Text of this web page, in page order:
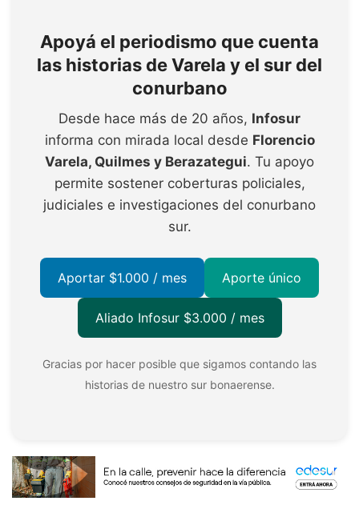
Apoyá el periodismo que cuenta
las historias de Varela y el sur del
conurbano
Desde hace más de 20 años, Infosur
informa con mirada local desde Florencio
Varela, Quilmes y Berazategui. Tu apoyo
permite sostener coberturas policiales,
judiciales e investigaciones del conurbano
sur.
Aportar $1.000 / mes Aporte único
Aliado Infosur $3.000 / mes
Gracias por hacer posible que sigamos contando las
historias de nuestro sur bonaerense.